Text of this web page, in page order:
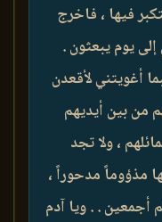
فيها ، فاخرج
يوم يبعثون .
أغويتني لأقعدن
من بين أيديهم
، ولا تجد
مذؤوماً مدحوراً ،
أجمعين . . ويا آدم